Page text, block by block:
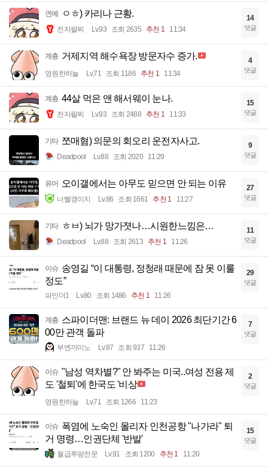
연예 ㅇㅎ) 카리나 근황.
전자팔찌 Lv.93 조회 2635 추천 1 11:34
14
댓글
계층 거제지역 해수욕장 방문자수 증가.
영원한하늘 Lv.71 조회 1186 추천 1 11:34
4
댓글
계층 44살 먹은 앤 해서웨이 눈나.
전자팔찌 Lv.93 조회 2488 추천 1 11:33
15
댓글
기타 쪼매혐) 의문의 회오리 운전자사고.
Deadpool Lv.88 조회 2020 11:29
9
댓글
유머 오이갤에서는 아무도 믿으면 안 되는 이유
너빨갱이지 Lv.86 조회 1661 추천 1 11:27
27
댓글
기타 ㅎㅂ) 뇌가 망가졋나…시원한느낌은…
Deadpool Lv.88 조회 2613 추천 1 11:26
11
댓글
이슈 송영길 “이 대통령, 정청래 때문에 잠 못 이룰
정도”
파인더1 Lv.80 조회 1486 추천 1 11:26
29
댓글
계층 스파이더맨: 브랜드 뉴 데이 2026 최단기간 6
00만 관객 돌파
부엔까미노 Lv.87 조회 937 11:26
7
댓글
이슈 "남성 역차별?" 안 봐주는 미국..여성 전용 제
도 '철퇴'에 한국도 '비상
영원한하늘 Lv.71 조회 1266 11:23
2
댓글
이슈 폭염에 노숙인 몰리자 인천공항 "나가라" 퇴
거 명령…인권단체 '반발'
월급루팡전문 Lv.91 조회 1200 추천 1 11:20
15
댓글